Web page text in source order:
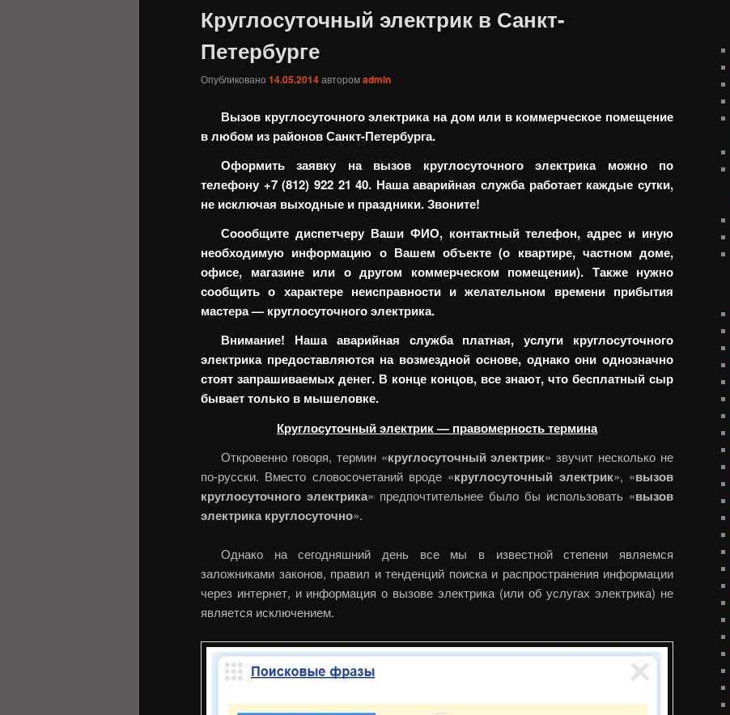
Круглосуточный электрик в Санкт-
Петербурге
Опубликовано 14.05.2014авторомadmin
Вызов круглосуточного электрика на дом или в коммерческое помещение
в любом из районов Санкт-Петербурга.
Оформить заявку на вызов круглосуточного электрика можно по
телефону +7 (812) 922 21 40. Наша аварийная служба работает каждые сутки,
не исключая выходные и праздники. Звоните!
Соообщите диспетчеру Ваши ФИО, контактный телефон, адрес и иную
необходимую информацию о Вашем объекте (о квартире, частном доме,
офисе, магазине или о другом коммерческом помещении). Также нужно
сообщить о характере неисправности и желательном времени прибытия
мастера — круглосуточного электрика.
Внимание! Наша аварийная служба платная, услуги круглосуточного
электрика предоставляются на возмездной основе, однако они однозначно
стоят запрашиваемых денег. В конце концов, все знают, что бесплатный сыр
бывает только в мышеловке.
Круглосуточный электрик — правомерность термина
Откровенно говоря, термин «круглосуточный электрик» звучит несколько не
по-русски. Вместо словосочетаний вроде «круглосуточный электрик», «вызов
круглосуточного электрика» предпочтительнее было бы использовать «вызов
электрика круглосуточно».
Однако на сегодняшний день все мы в известной степени являемся
заложниками законов, правил и тенденций поиска и распространения информации
через интернет, и информация о вызове электрика (или об услугах электрика) не
является исключением.